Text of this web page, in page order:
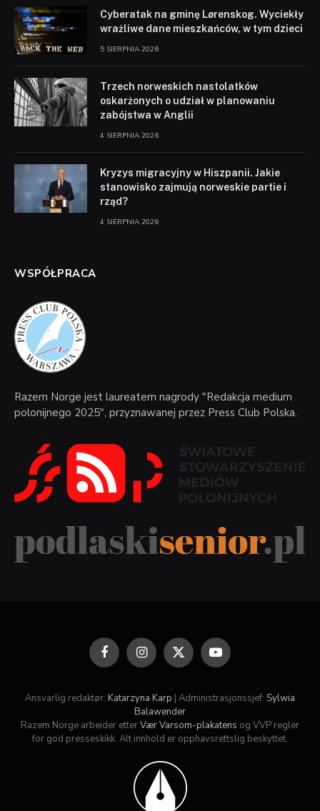
Cyberatak na gminę Lørenskog. Wyciekły
wrażliwe dane mieszkańców, w tym dzieci
5 SIERPNIA 2026
Trzech norweskich nastolatków
oskarżonych o udział w planowaniu
zabójstwa w Anglii
4 SIERPNIA 2026
Kryzys migracyjny w Hiszpanii. Jakie
stanowisko zajmują norweskie partie i
rząd?
4 SIERPNIA 2026
WSPÓŁPRACA
Razem Norge jest laureatem nagrody "Redakcja medium
polonijnego 2025", przyznawanej przez Press Club Polska.
FacebookInstagram
X
(Twitter)
YouTube
Ansvarlig redaktør: Katarzyna Karp | Administrasjonssjef: Sylwia
Balawender
Razem Norge arbeider etterVær Varsom-plakatens og VVP regler
for god presseskikk. Alt innhold er opphavsrettslig beskyttet.